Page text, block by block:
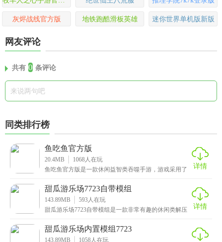
灰烬战线官方版 地铁跑酷滑板英雄 迷你世界单机版新版
网友评论
共有 0 条评论
同类排行榜
鱼吃鱼官方版
20.4MB 1068 人在玩
鱼吃鱼官方版是一款休闲益智类吞噬手游，游戏采用了
游戏
详情
甜瓜游乐场7723自带模组
143.89MB 593 人在玩
甜瓜游乐场7723自带模组是一款非常有趣的休闲类解压
详情
甜瓜游乐场内置模组7723
143.89MB 1058 人在玩